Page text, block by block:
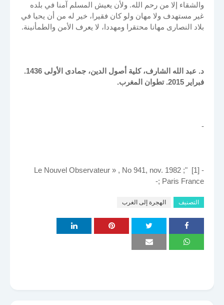
والشقاء إلا من رحم الله. ولأن يعيش المسلم آمنا في بلده
غير مستهدف ولا مهان ولو كان فقيرا، خير له من أن يحيا في
بلاد النصارى مهانا محتقرا ومهددا، لا يعرف الأمن والطمأنينة.
د. عبد الله الشارف، كلية أصول الدين، جمادى الأولى 1436.
فبراير 2015. تطوان المغرب.
-
- [1] "Le Nouvel Observateur » , No 941, nov. 1982 ;
Paris France ;-
التصنيف الهجرة إلى الغرب